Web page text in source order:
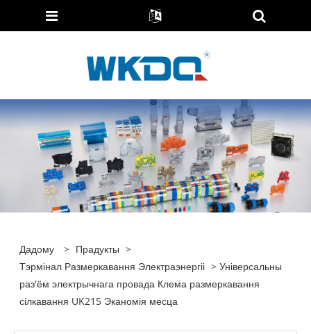
Дадому > Прадукты >
Тэрмінал Размеркавання Электраэнергіі > Універсальны
раз'ём электрычнага провада Клема размеркавання
сілкавання UK215 Эканомія месца